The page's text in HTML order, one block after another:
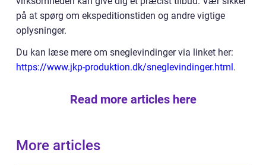
på at spørg om ekspeditionstiden og andre vigtige
oplysninger.
Du kan læse mere om sneglevindinger via linket her:
https://www.jkp-produktion.dk/sneglevindinger.html .
Read more articles here
More articles